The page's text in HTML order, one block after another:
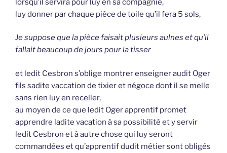
lorsqu’il servira pour luy en sa compagnie,
luy donner par chaque pièce de toile qu’il fera 5 sols,
Je suppose que la pièce faisait plusieurs aulnes et qu’il
fallait beaucoup de jours pour la tisser
et ledit Cesbron s’oblige montrer enseigner audit Oger
fils sadite vaccation de tixier et négoce dont il se melle
sans rien luy en receller,
au moyen de ce que ledit Oger apprentif promet
apprendre ladite vacation à sa possibilité et y servir
ledit Cesbron et à autre chose qui luy seront
commandées et qu’apprentif dudit métier sont obligés